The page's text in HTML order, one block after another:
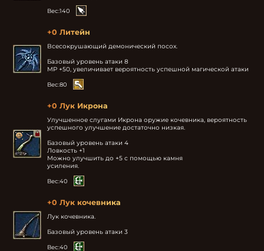
Вес:140
+0 Литейн
Всесокрушающий демонический посох.
Базовый уровень атаки 8
MP +50, увеличивает вероятность успешной магической атаки
Вес:80
+0 Лук Икрона
Улучшенное слугами Икрона оружие кочевника, вероятность
успешного улучшение достаточно низкая.
Базовый уровень атаки 4
Ловкость +1
Можно улучшить до +5 с помощью камня
усиления.
Вес:40
+0 Лук кочевника
Лук кочевника.
Базовый уровень атаки 3
Вес:40